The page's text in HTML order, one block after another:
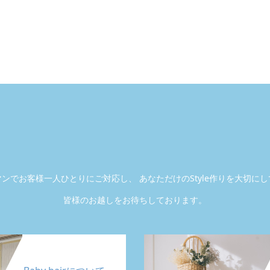
でお客様一人ひとりにご対応し、
あなただけのStyle作りを大切にし
皆様のお越しをお待ちしております。